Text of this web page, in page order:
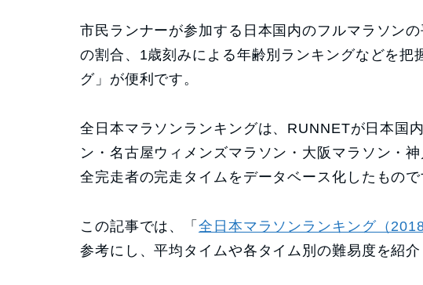
市民ランナーが参加する日本国内のフルマラソン
の割合、1歳刻みによる年齢別ランキングなどを把
グ」が便利です。
全日本マラソンランキングは、RUNNETが日本国
ン・名古屋ウィメンズマラソン・大阪マラソン・
全完走者の完走タイムをデータベース化したもので
この記事では、「全日本マラソンランキング（
参考にし、平均タイムや各タイム別の難易度を紹介